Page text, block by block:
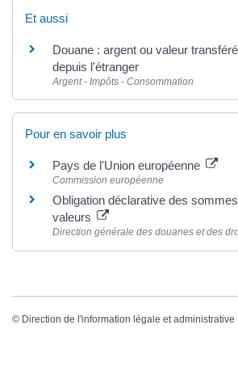
Et aussi
Douane : argent ou valeur
depuis l'étranger
Argent - Impôts - Consommation
Pour en savoir plus
Pays de l'Union européenne
Commission européenne
Obligation déclarative des
valeurs
Direction générale des douanes et des
© Direction de l'information légale et administrative